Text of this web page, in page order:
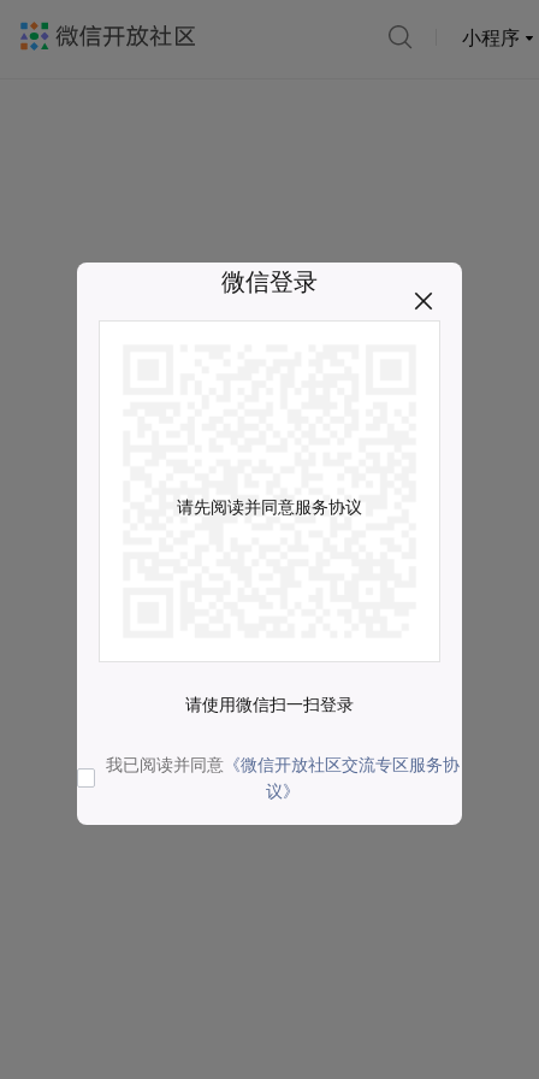
小程序
微信登录
请先阅读并同意服务协议
请使用微信扫一扫登录
我已阅读并同意 《微信开放社区交流专区服务协
议》